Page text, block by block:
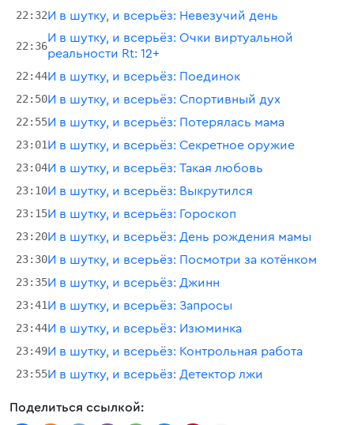
22:32И в шутку, и всерьёз: Невезучий день
22:36
И в шутку, и всерьёз: Очки виртуальной
реальности Rt: 12+
22:44И в шутку, и всерьёз: Поединок
22:50И в шутку, и всерьёз: Спортивный дух
22:55И в шутку, и всерьёз: Потерялась мама
23:01И в шутку, и всерьёз: Секретное оружие
23:04И в шутку, и всерьёз: Такая любовь
23:10И в шутку, и всерьёз: Выкрутился
23:15И в шутку, и всерьёз: Гороскоп
23:20И в шутку, и всерьёз: День рождения мамы
23:30И в шутку, и всерьёз: Посмотри за котёнком
23:35И в шутку, и всерьёз: Джинн
23:41И в шутку, и всерьёз: Запросы
23:44И в шутку, и всерьёз: Изюминка
23:49И в шутку, и всерьёз: Контрольная работа
23:55И в шутку, и всерьёз: Детектор лжи
Поделиться ссылкой: